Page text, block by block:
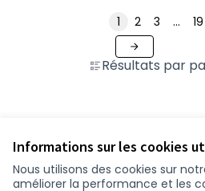
Informations sur les cookies
Nous utilisons des cookies sur
améliorer la performance et les
Résultats par
1 2 3 … 19
Conditions d'utilisation